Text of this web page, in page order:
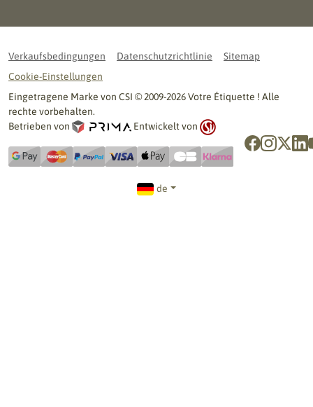
Verkaufsbedingungen Datenschutzrichtlinie
Sitemap
Cookie-Einstellungen
Eingetragene Marke von CSI © 2009-2026 Votre Étiquette ! Alle
rechte vorbehalten.
Betrieben von
Entwickelt von
de